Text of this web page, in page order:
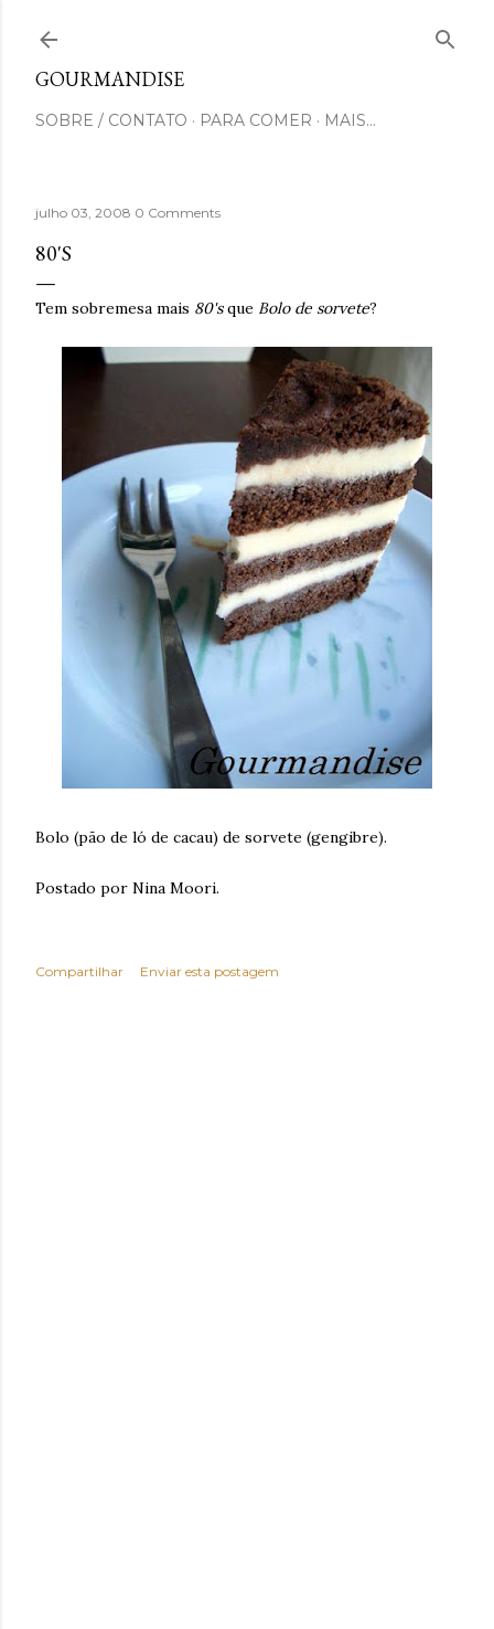
GOURMANDISE
SOBRE / CONTATO PARA COMER MAIS…
julho 03, 2008 0 Comments
80'S
Tem sobremesa mais 80'sque Bolo de sorvete?
Bolo (pão de ló de cacau) de sorvete (gengibre).
Postado por Nina Moori.
Compartilhar Enviar esta postagem